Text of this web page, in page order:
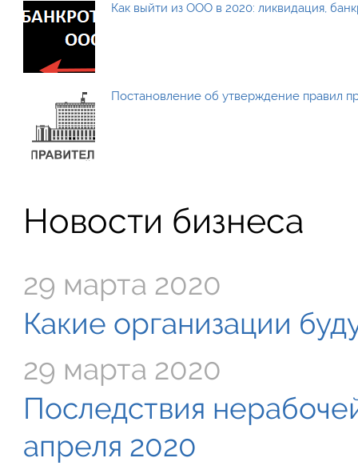
Как выйти из ООО в 2020: ликвидация,
Постановление об утверждение правил
Новости бизнеса
29 марта 2020
Какие организации
29 марта 2020
Последствия
апреля 2020